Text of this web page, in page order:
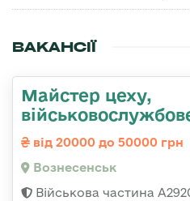
ВАКАНСІЇ
Майстер цеху,
від 20000 до 50000 грн
Вознесенськ
Військова частина